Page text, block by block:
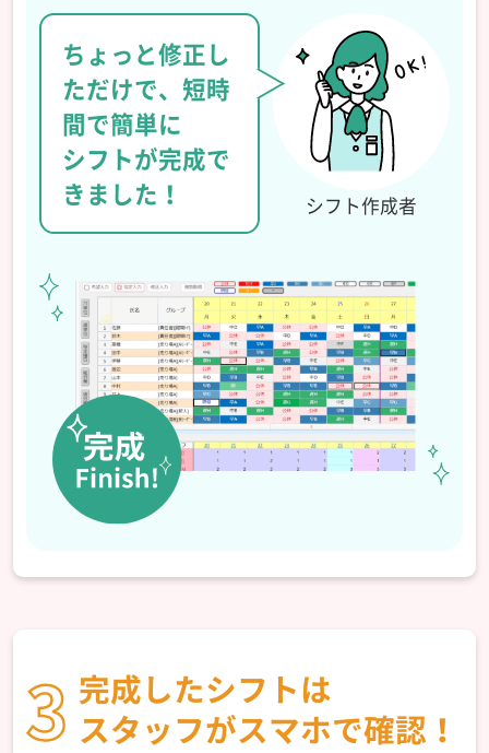
ちょっと修正し
ただけで、短時
間で簡単に
シフトが完成で
きました！
シフト作成者
完成したシフトは
スタッフがスマホで確認！